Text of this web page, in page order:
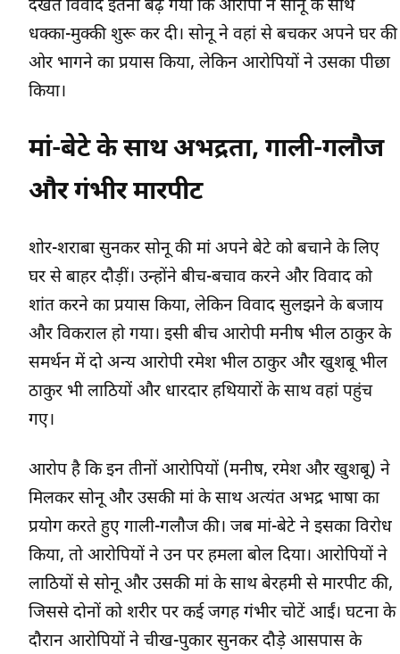
देखते विवाद इतना बढ़ गया कि आरोपी ने सोनू के साथ
धक्का-मुक्की शुरू कर दी। सोनू ने वहां से बचकर अपने घर की
ओर भागने का प्रयास किया, लेकिन आरोपियों ने उसका पीछा
किया।
मां-बेटे के साथ अभद्रता, गाली-गलौज
और गंभीर मारपीट
शोर-शराबा सुनकर सोनू की मां अपने बेटे को बचाने के लिए
घर से बाहर दौड़ीं। उन्होंने बीच-बचाव करने और विवाद को
शांत करने का प्रयास किया, लेकिन विवाद सुलझने के बजाय
और विकराल हो गया। इसी बीच आरोपी मनीष भील ठाकुर के
समर्थन में दो अन्य आरोपी रमेश भील ठाकुर और खुशबू भील
ठाकुर भी लाठियों और धारदार हथियारों के साथ वहां पहुंच
गए।
आरोप है कि इन तीनों आरोपियों (मनीष, रमेश और खुशबू) ने
मिलकर सोनू और उसकी मां के साथ अत्यंत अभद्र भाषा का
प्रयोग करते हुए गाली-गलौज की। जब मां-बेटे ने इसका विरोध
किया, तो आरोपियों ने उन पर हमला बोल दिया। आरोपियों ने
लाठियों से सोनू और उसकी मां के साथ बेरहमी से मारपीट की,
जिससे दोनों को शरीर पर कई जगह गंभीर चोटें आईं। घटना के
दौरान आरोपियों ने चीख-पुकार सुनकर दौड़े आसपास के